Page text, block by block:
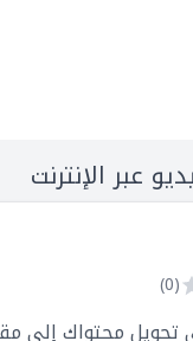
عبر الإنترنت
(
0
)